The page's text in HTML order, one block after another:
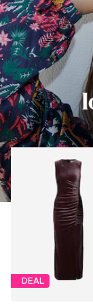
Kuumalt
Mitte
DEAL